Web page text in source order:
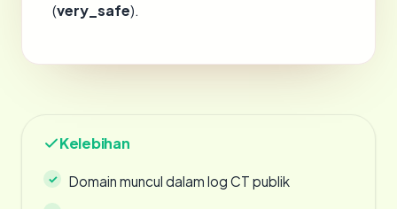
(very_safe).
Kelebihan
Domain muncul dalam log CT publik